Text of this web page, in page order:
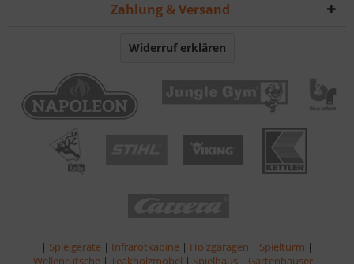
Zahlung & Versand
Widerruf erklären
| Spielgeräte | Infrarotkabine | Holzgaragen | Spielturm |
Wellenrutsche | Teakholzmöbel | Spielhaus | Gartenhäuser |